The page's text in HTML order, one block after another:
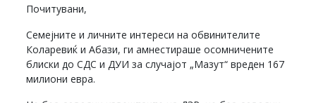
Почитувани,
Семејните и личните интереси на обвинителите
Коларевиќ и Абази, ги амнестираше осомничените
блиски до СДС и ДУИ за случајот „Мазут“ вреден 167
милиони евра.